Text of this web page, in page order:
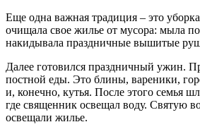
Еще одна важная традиция – это
очищала свое жилье от мусора: мыла
накидывала праздничные вышитые
Далее готовился праздничный ужин.
постной еды. Это блины, вареники,
и, конечно, кутья. После этого семья
где священник освещал воду. Святую
освещали жилье.